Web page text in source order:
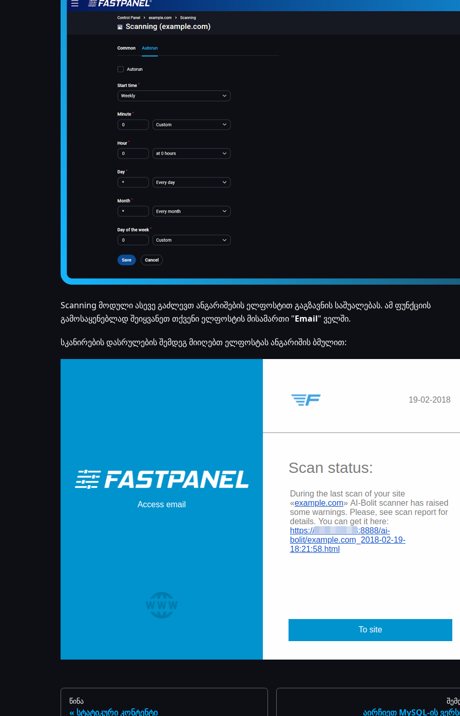
Scanning მოდული ასევე გაძლევთ ანგარიშების ელფოსტით გაგზავნის საშუალებას. ამ ფუნქციის
გამოსაყენებლად შეიყვანეთ თქვენი ელფოსტის მისამართი "Email" ველში.
სკანირების დასრულების შემდეგ მიიღებთ ელფოსტას ანგარიშის ბმულით:
წინა
სტატიკური კონტენტი აირჩიეთ MySQL-ის